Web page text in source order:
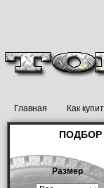
Главная Как
Размер